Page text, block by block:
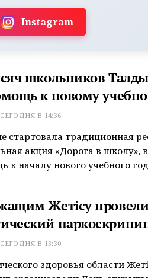
Instagram
школьников
к новому
СЕГОДНЯ В 14:36
стартовала традиционная
акция «Дорога в школу»,
к началу нового учебного
Жетісу провели
СЕГОДНЯ В 13:30
здоровья области